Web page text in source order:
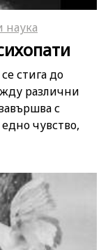
наука
стига до
различни
с
едно чувство,